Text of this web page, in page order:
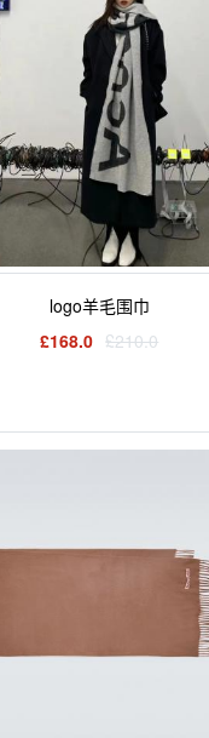
logo羊毛围巾
£168.0 £210.0